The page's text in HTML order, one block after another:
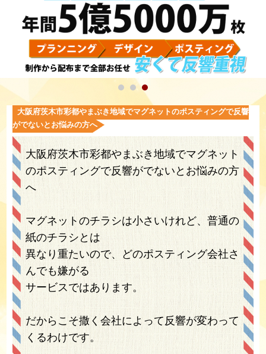
大阪府茨木市彩都やまぶき地域でマグネットのポスティングで反響
がでないとお悩みの方へ
大阪府茨木市彩都やまぶき地域でマグネット
のポスティングで反響がでないとお悩みの方
へ
マグネットのチラシは小さいけれど、普通の
紙のチラシとは
異なり重たいので、どのポスティング会社さ
んでも嫌がる
サービスではあります。
だからこそ撒く会社によって反響が変わって
くるわけです。